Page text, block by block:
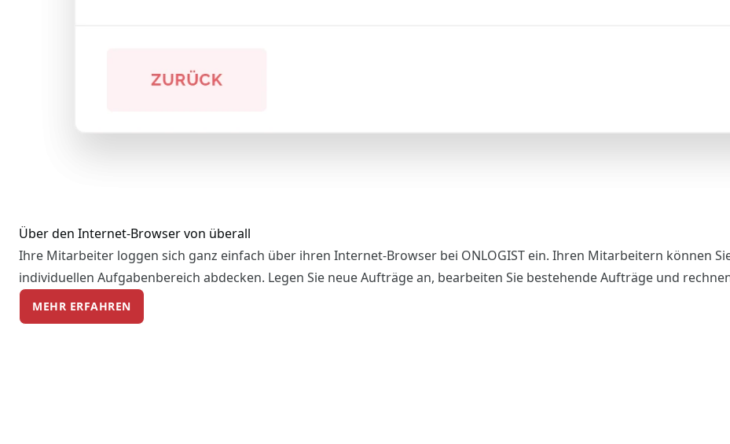
Über den Internet-Browser von überall
Ihre Mitarbeiter loggen sich ganz einfach über ihren Internet-Browser bei ONLOGIST ein. Ihren Mitarbeitern können
individuellen Aufgabenbereich abdecken. Legen Sie neue Aufträge an, bearbeiten Sie bestehende Aufträge und
MEHR ERFAHREN